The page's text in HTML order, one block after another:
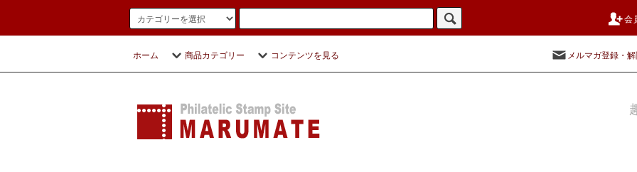
会
ホーム 商品カテゴリー コンテンツを見る メルマガ登録・